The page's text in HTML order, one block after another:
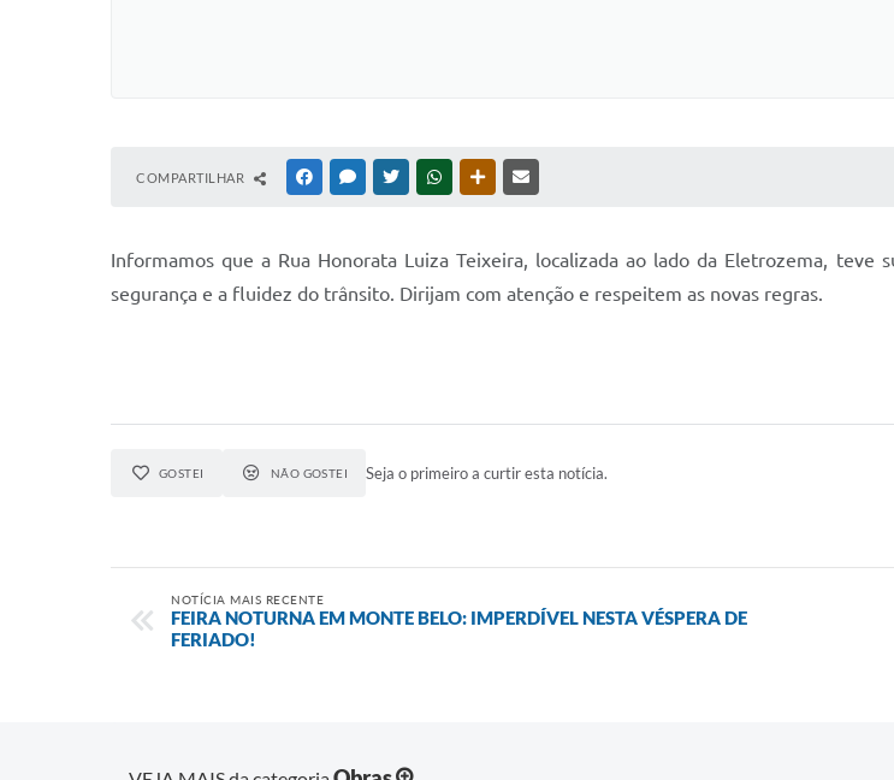
COMPARTILHAR FACEBOOKMESSENGER
TWITTERWHATSAPPOUTRAS MÍDIAS
Informamos que a Rua Honorata Luiza Teixeira, localizada ao lado da Eletrozema,
segurança e a fluidez do trânsito. Dirijam com atenção e respeitem as novas regras.
GOSTEI NÃO GOSTEI Seja o primeiro a curtir esta notícia.
NOTÍCIA MAIS RECENTE
FEIRA NOTURNA EM MONTE BELO: IMPERDÍVEL NESTA VÉSPERA DE
FERIADO!